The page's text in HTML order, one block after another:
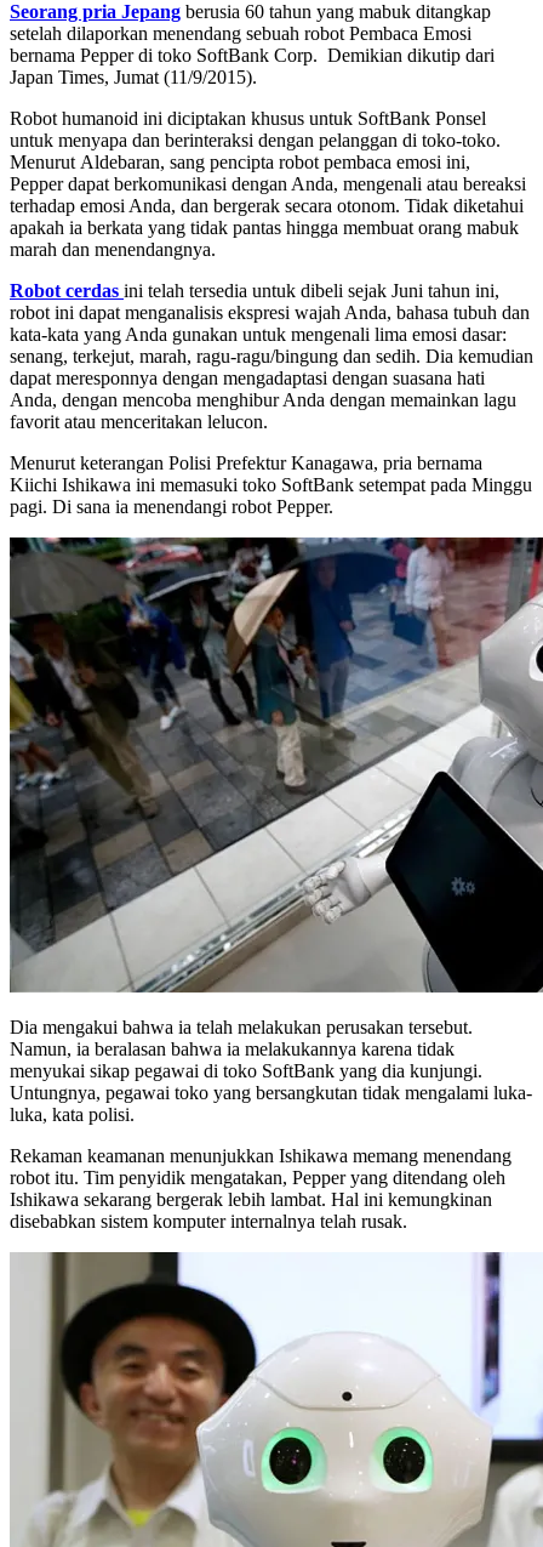
Seorang pria Jepang berusia 60 tahun yang mabuk ditangkap
setelah dilaporkan menendang sebuah robot Pembaca Emosi
bernama Pepper di toko SoftBank Corp. Demikian dikutip dari
Japan Times, Jumat (11/9/2015).
Robot humanoid ini diciptakan khusus untuk SoftBank Ponsel
untuk menyapa dan berinteraksi dengan pelanggan di toko-toko.
Menurut Aldebaran, sang pencipta robot pembaca emosi ini,
Pepper dapat berkomunikasi dengan Anda, mengenali atau bereaksi
terhadap emosi Anda, dan bergerak secara otonom. Tidak diketahui
apakah ia berkata yang tidak pantas hingga membuat orang mabuk
marah dan menendangnya.
Robot cerdas ini telah tersedia untuk dibeli sejak Juni tahun ini,
robot ini dapat menganalisis ekspresi wajah Anda, bahasa tubuh dan
kata-kata yang Anda gunakan untuk mengenali lima emosi dasar:
senang, terkejut, marah, ragu-ragu/bingung dan sedih. Dia kemudian
dapat meresponnya dengan mengadaptasi dengan suasana hati
Anda, dengan mencoba menghibur Anda dengan memainkan lagu
favorit atau menceritakan lelucon.
Menurut keterangan Polisi Prefektur Kanagawa, pria bernama
Kiichi Ishikawa ini memasuki toko SoftBank setempat pada Minggu
pagi. Di sana ia menendangi robot Pepper.
Dia mengakui bahwa ia telah melakukan perusakan tersebut.
Namun, ia beralasan bahwa ia melakukannya karena tidak
menyukai sikap pegawai di toko SoftBank yang dia kunjungi.
Untungnya, pegawai toko yang bersangkutan tidak mengalami luka-
luka, kata polisi.
Rekaman keamanan menunjukkan Ishikawa memang menendang
robot itu. Tim penyidik mengatakan, Pepper yang ditendang oleh
Ishikawa sekarang bergerak lebih lambat. Hal ini kemungkinan
disebabkan sistem komputer internalnya telah rusak.